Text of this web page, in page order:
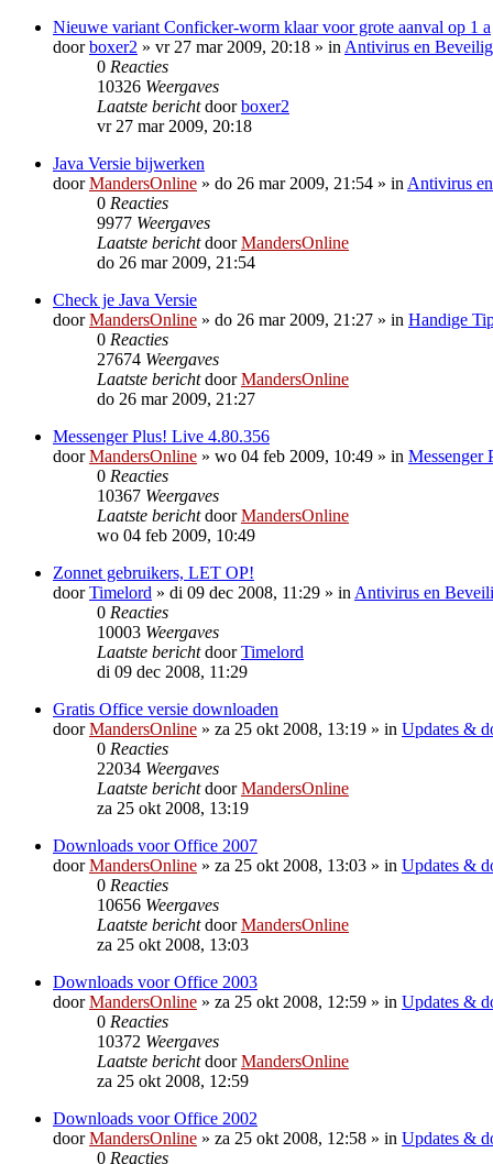
Nieuwe variant Conficker-worm klaar voor grote aanval op 1 a
doorboxer2 » vr 27 mar 2009, 20:18 » in Antivirus en
0 Reacties
10326 Weergaves
Laatste berichtdoorboxer2
vr 27 mar 2009, 20:18
Java Versie bijwerken
doorMandersOnline » do 26 mar 2009, 21:54 » in Antivirus
0 Reacties
9977 Weergaves
Laatste berichtdoorMandersOnline
do 26 mar 2009, 21:54
Check je Java Versie
doorMandersOnline » do 26 mar 2009, 21:27 » in Handige
0 Reacties
27674 Weergaves
Laatste berichtdoorMandersOnline
do 26 mar 2009, 21:27
Messenger Plus! Live 4.80.356
doorMandersOnline » wo 04 feb 2009, 10:49 » in Messenger
0 Reacties
10367 Weergaves
Laatste berichtdoorMandersOnline
wo 04 feb 2009, 10:49
Zonnet gebruikers, LET OP!
doorTimelord » di 09 dec 2008, 11:29 » in Antivirus en
0 Reacties
10003 Weergaves
Laatste berichtdoorTimelord
di 09 dec 2008, 11:29
Gratis Office versie downloaden
doorMandersOnline » za 25 okt 2008, 13:19 » in Updates &
0 Reacties
22034 Weergaves
Laatste berichtdoorMandersOnline
za 25 okt 2008, 13:19
Downloads voor Office 2007
doorMandersOnline » za 25 okt 2008, 13:03 » in Updates &
0 Reacties
10656 Weergaves
Laatste berichtdoorMandersOnline
za 25 okt 2008, 13:03
Downloads voor Office 2003
doorMandersOnline » za 25 okt 2008, 12:59 » in Updates &
0 Reacties
10372 Weergaves
Laatste berichtdoorMandersOnline
za 25 okt 2008, 12:59
Downloads voor Office 2002
doorMandersOnline » za 25 okt 2008, 12:58 » in Updates &
0 Reacties